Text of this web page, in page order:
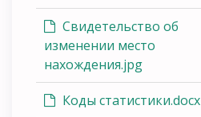
Свидетельство об
изменении место
нахождения.jpg
Коды статистики.docx